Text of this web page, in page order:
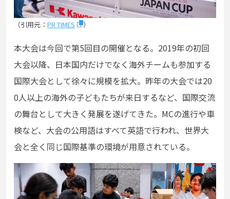
（引用元： PR TIMES ）
本大会は今回で第5回目の開催となる。2019年の初回
大会以降、日本国内だけでなく海外チームも参加する
国際大会として徐々に規模を拡大。昨年の大会では20
0人以上の海外の子どもたちが来日するなど、国際交流
の舞台として大きく発展を遂げてきた。MCの進行や車
検など、大会の公用語はすべて英語で行われ、世界大
会と全く同じ国際基準の環境が用意されている。